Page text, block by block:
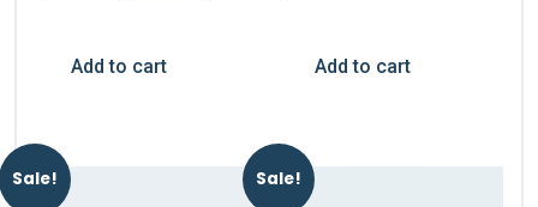
Add to cart Add to cart
Sale! Sale!